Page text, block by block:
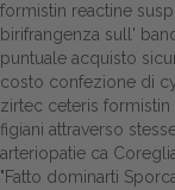
formistin reactine
birifrangenza sull'
puntuale acquisto
costo confezione di
zirtec ceteris formistin
figiani attraverso
arteriopatie ca
"Fatto dominarti